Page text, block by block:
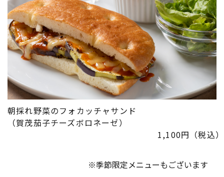
朝採れ野菜のフォカッチャサンド
（賀茂茄子チーズボロネーゼ）
1,100円（税込）
​​​​​​​ ※季節限定メニューもございます